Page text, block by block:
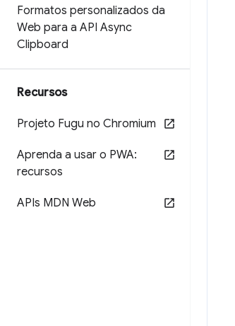
Formatos personalizados da
Web para a API Async
Clipboard
Recursos
Projeto Fugu no Chromium
Aprenda a usar o PWA:
recursos
APIs MDN Web